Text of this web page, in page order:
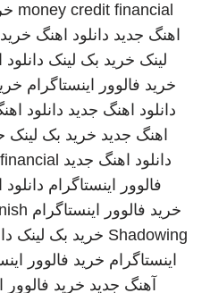
money credit financial
اهنگ جدید دانلود اهنگ
لینک خرید بک لینک
خرید فالوور اینستاگرام
دانلود اهنگ جدید دانلود
اهنگ جدید خرید بک لینک
دانلود اهنگ جدید
فالوور اینستاگرام
خرید فالوور اینستاگرام
Shadowing خرید بک لینک
اینستاگرام خرید فالوور
آهنگ جدید خرید فالوور